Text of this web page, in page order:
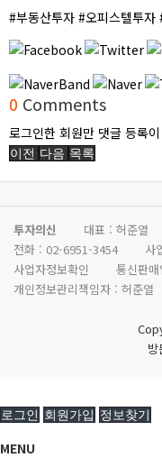
#부동산투자 #오피스텔투자
0 Comments
로그인한 회원만 댓글 등록
이전 다음 목록
투자의신 대표 : 허준열
전화 : 02-6951-3454 사
사업자정보확인
통신판
개인정보관리책임자 : 허준열
방
로그인 회원가입 정보찾기
MENU